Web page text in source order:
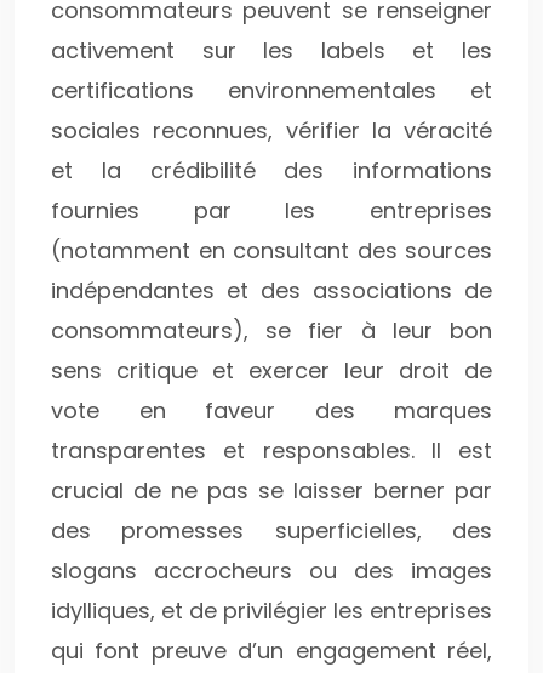
consommateurs peuvent se renseigner
activement sur les labels et les
certifications environnementales et
sociales reconnues, vérifier la véracité
et la crédibilité des informations
fournies par les entreprises
(notamment en consultant des sources
indépendantes et des associations de
consommateurs), se fier à leur bon
sens critique et exercer leur droit de
vote en faveur des marques
transparentes et responsables. Il est
crucial de ne pas se laisser berner par
des promesses superficielles, des
slogans accrocheurs ou des images
idylliques, et de privilégier les entreprises
qui font preuve d’un engagement réel,